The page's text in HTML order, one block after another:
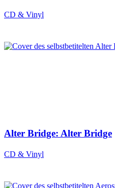
CD & Vinyl
Alter Bridge: Alter Bridge
CD & Vinyl